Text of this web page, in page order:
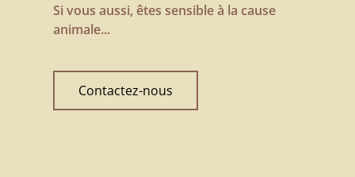
Si vous aussi, êtes sensible à la cause
animale...
Contactez-nous